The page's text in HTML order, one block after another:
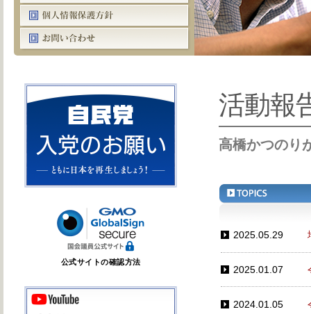
活動報
高橋かつのり
2025.05.29
2025.01.07
2024.01.05
公式サイトの確認方法